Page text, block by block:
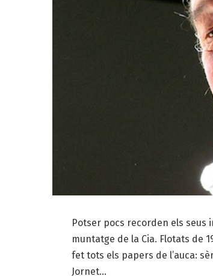
Potser pocs recorden els seus
muntatge de la Cia. Flotats de
fet tots els papers de l’auca:
Jornet…